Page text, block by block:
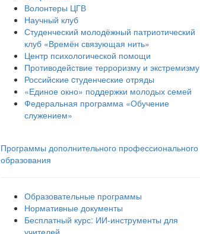
Волонтеры ЦГВ
Научный клуб
Студенческий молодёжный патриотический
клуб «Времён связующая нить»
Центр психологической помощи
Противодействие терроризму и экстремизму
Российские cтуденческие отряды
«Единое окно» поддержки молодых семей
Федеральная программа «Обучение
служением»
Программы дополнительного профессионального
образования
Образовательные программы
Нормативные документы
Бесплатный курс: ИИ‑инструменты для
учителей